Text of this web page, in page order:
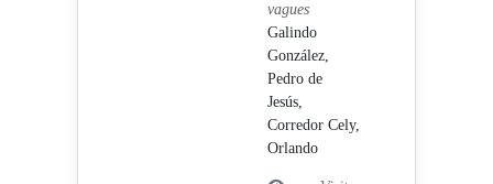
vagues
Galindo
González,
Pedro de
Jesús,
Corredor Cely,
Orlando